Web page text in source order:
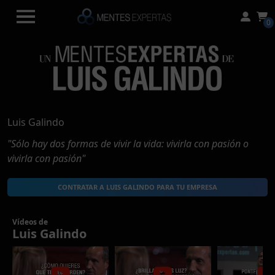
0
Luis Galindo
"Sólo hay dos formas de vivir la vida: vivirla con pasión o
vivirla con pasión"
CONTRATAR A LUIS GALINDO PARA TU EMPRESA
Vídeos de
Luis Galindo